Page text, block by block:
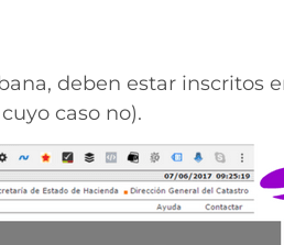
deben estar inscritos
caso no).